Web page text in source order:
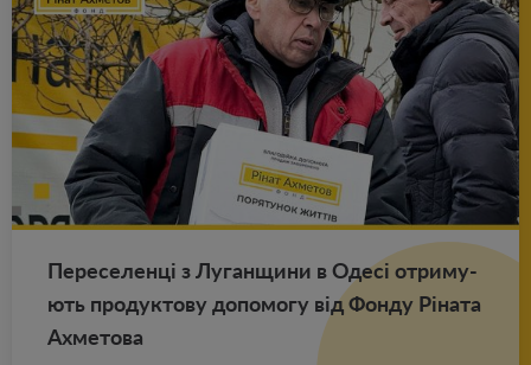
Пе­ре­се­ленці з Лу­ган­щи­ни в Одесі от­ри­му­
ють про­дук­то­ву до­по­мо­гу від Фонду Ріната
Ах­ме­то­ва